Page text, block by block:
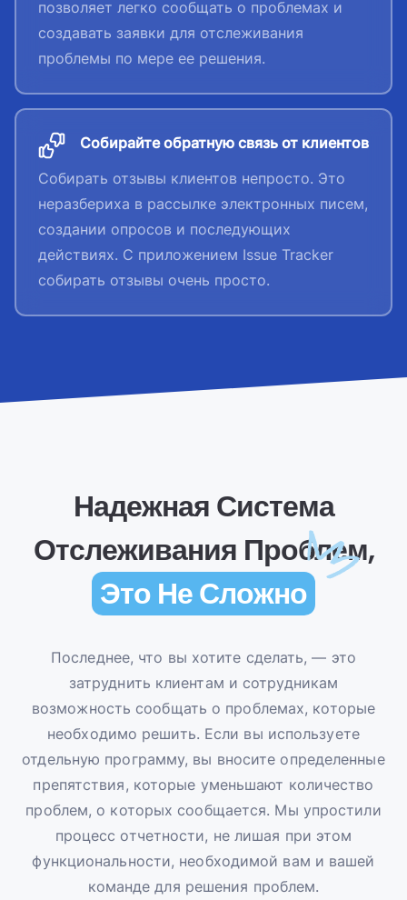
позволяет легко сообщать о проблемах и
создавать заявки для отслеживания
проблемы по мере ее решения.
Собирайте обратную связь от клиентов
Собирать отзывы клиентов непросто. Это
неразбериха в рассылке электронных писем,
создании опросов и последующих
действиях. С приложением Issue Tracker
собирать отзывы очень просто.
Надежная Система
Отслеживания Проблем,
Это Не Сложно
Последнее, что вы хотите сделать, — это
затруднить клиентам и сотрудникам
возможность сообщать о проблемах, которые
необходимо решить. Если вы используете
отдельную программу, вы вносите определенные
препятствия, которые уменьшают количество
проблем, о которых сообщается. Мы упростили
процесс отчетности, не лишая при этом
функциональности, необходимой вам и вашей
команде для решения проблем.